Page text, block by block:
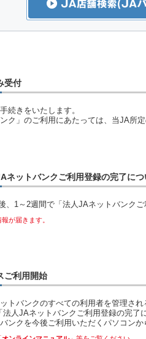
受付
続きをいたします。
ク」のご利用にあたっては、当JA所定
ネットバンクご利用登録の完了に
、1～2週間で「法人JAネットバンク
が届きます。
ご利用開始
トバンクのすべての利用者を管理さ
法人JAネットバンクご利用登録の完
ンクを今後ご利用いただくパソコン